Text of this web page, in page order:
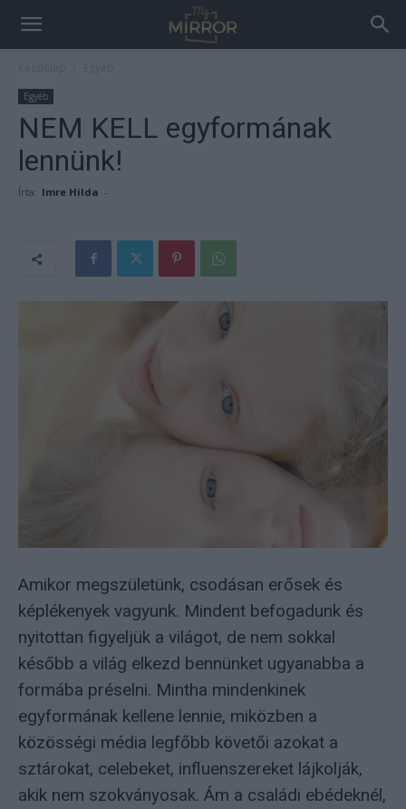
Egyéb
NEM KELL egyformának
lennünk!
Írta: Imre Hilda -
Amikor megszületünk, csodásan erősek és
képlékenyek vagyunk. Mindent befogadunk és
nyitottan figyeljük a világot, de nem sokkal
később a világ elkezd bennünket ugyanabba a
formába préselni. Mintha mindenkinek
egyformának kellene lennie, miközben a
közösségi média legfőbb követői azokat a
sztárokat, celebeket, influenszereket lájkolják,
akik nem szokványosak. Ám a családi ebédeknél,